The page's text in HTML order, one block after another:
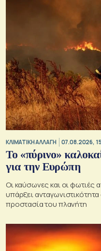
ΚΛΙΜΑΤΙΚΗ ΑΛΛΑΓΗ 07.08.2026,
Το «πύρινο»
για την Ευρώπη
Οι καύσωνες και οι φωτιές
υπάρξει
προστασία του πλανήτη